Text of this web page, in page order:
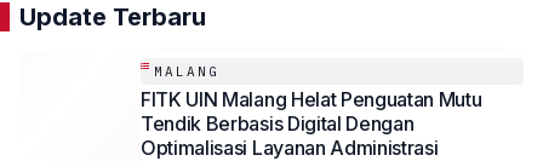
Update Terbaru
MALANG
FITK UIN Malang Helat Penguatan Mutu
Tendik Berbasis Digital Dengan
Optimalisasi Layanan Administrasi